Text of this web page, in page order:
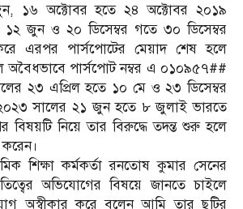
১৬ অক্টোবর হতে ২৪ অক্টোবর ২০১৯
জুন ও ২০ ডিসেম্বর গতে ৩০ ডিসেম্বর
এরপর পার্সপোটের মেয়াদ শেষ হলে
পার্সপোট নম্বর এ ০১০৯৫৭##
২৩ এপ্রিল হতে ১০ মে ও ২৩ ডিসেম্বর
সালের ২১ জুন হতে ৮ জুলাই ভারতে
বিষয়টি নিয়ে তার বিরুদ্ধে তদন্ত শুরু হলে
শিক্ষা কর্মকর্তা রনতোষ কুমার সেনের
অভিযোগের বিষয়ে জানতে চাইলে
অস্বীকার করে বলেন আমি তার ছুটির